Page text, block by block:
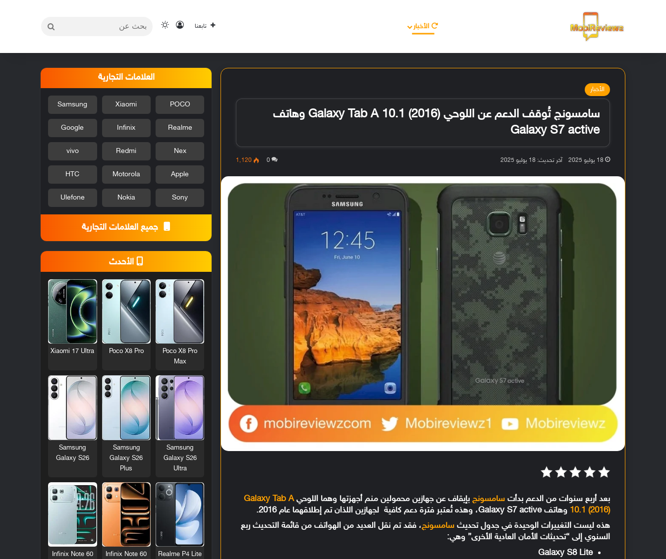
الأخبار تابعنا تسجيل الدخول
الوضع المظلم
الأخبار
سامسونج تُوقف الدعم عن اللوحي Galaxy Tab A 10.1 (2016) وهاتف
Galaxy S7 active
18 يوليو 2025 آخر تحديث: 18 يوليو 2025 0 1٬120
بعد أربع سنوات من الدعم بدأتسامسونج بإيقاف عن جهازين محمولين منم أجهزتها وهما اللوحيGalaxy Tab A
10.1 (2016) وهاتف Galaxy S7 active، وهذه تُعتبر فترة دعم كافية لجهازين اللذان تم إطلاقهما عام 2016.
هذه ليست التغييرات الوحيدة في جدول تحديثسامسونج، فقد تم نقل العديد من الهواتف من قائمة التحديث ربع
السنوي إلى “تحديثات الأمان العادية الأخرى” وهي:
Galaxy S8 Lite
العلامات التجارية
POCO
Xiaomi
Samsung
Realme
Infinix
Google
Nex
Redmi
vivo
Apple
Motorola
HTC
Sony
Nokia
Ulefone
جميع العلامات التجارية
الأحدث
Poco X8 Pro
Max
Poco X8 Pro
Xiaomi 17 Ultra
Samsung
Galaxy S26
Ultra
Samsung
Galaxy S26
Plus
Samsung
Galaxy S26
Realme P4 Lite
Infinix Note 60
Infinix Note 60